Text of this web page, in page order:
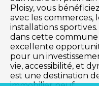
Ploisy, vous
avec les commerces,
installations
dans cette
excellente
pour un
vie, accessibilité, et
est une destination